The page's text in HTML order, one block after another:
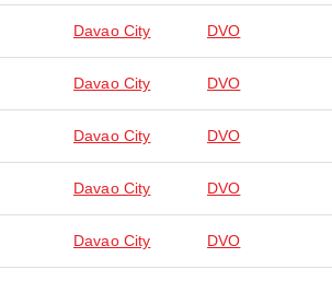
Davao City DVO
Davao City DVO
Davao City DVO
Davao City DVO
Davao City DVO